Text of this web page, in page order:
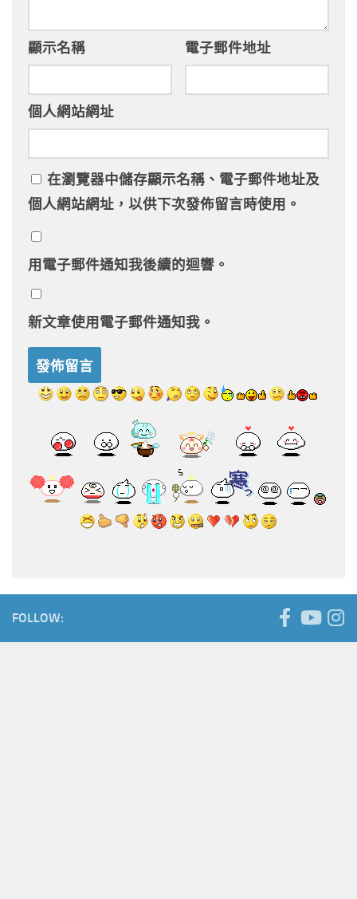
顯示名稱 電子郵件地址
個人網站網址
在瀏覽器中儲存顯示名稱、電子郵件地址及
個人網站網址，以供下次發佈留言時使用。
用電子郵件通知我後續的迴響。
新文章使用電子郵件通知我。
FOLLOW: